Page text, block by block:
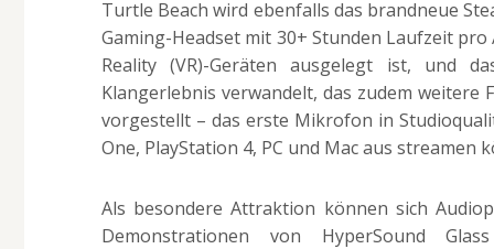
Turtle Beach wird ebenfalls das brandneue
Gaming-Headset mit 30+ Stunden Laufzeit
Reality (VR)-Geräten ausgelegt ist, und
Klangerlebnis verwandelt, das zudem weitere
vorgestellt – das erste Mikrofon in
One, PlayStation 4, PC und Mac aus streamen
Als besondere Attraktion können sich
Demonstrationen von HyperSound